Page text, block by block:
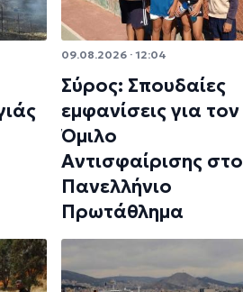
09.08.2026 · 12:04
Σύρος: Σπουδαίες
εμφανίσεις για τον
Όμιλο
Αντισφαίρισης στο
Πανελλήνιο
Πρωτάθλημα